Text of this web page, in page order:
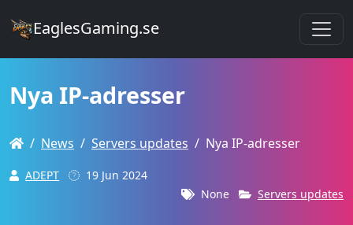
EaglesGaming.se
Nya IP-adresser
News Servers updates Nya IP-adresser
ADEPT
19 Jun 2024
None
Servers updates